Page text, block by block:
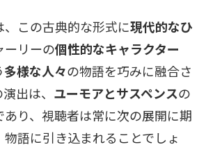
この古典的な形式に現代的なひ
ーリーの個性的なキャラクター
多様な人々の物語を巧みに融合さ
出は、 ユーモアとサスペンスの
り、視聴者は常に次の展開に期
語に引き込まれることでしょ